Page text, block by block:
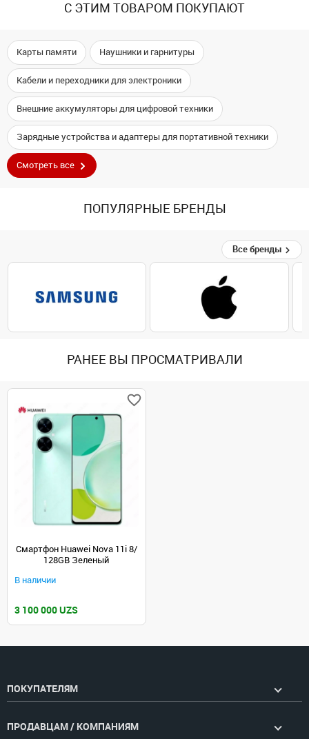
С ЭТИМ ТОВАРОМ ПОКУПАЮТ
Карты памяти Наушники и гарнитуры
Кабели и переходники для электроники
Внешние аккумуляторы для цифровой техники
Зарядные устройства и адаптеры для портативной техники
Смотреть все
ПОПУЛЯРНЫЕ БРЕНДЫ
Все бренды
РАНЕЕ ВЫ ПРОСМАТРИВАЛИ
Смартфон Huawei Nova 11i 8/
128GB Зеленый
В наличии
3 100 000 UZS
ПОКУПАТЕЛЯМ
ПРОДАВЦАМ / КОМПАНИЯМ